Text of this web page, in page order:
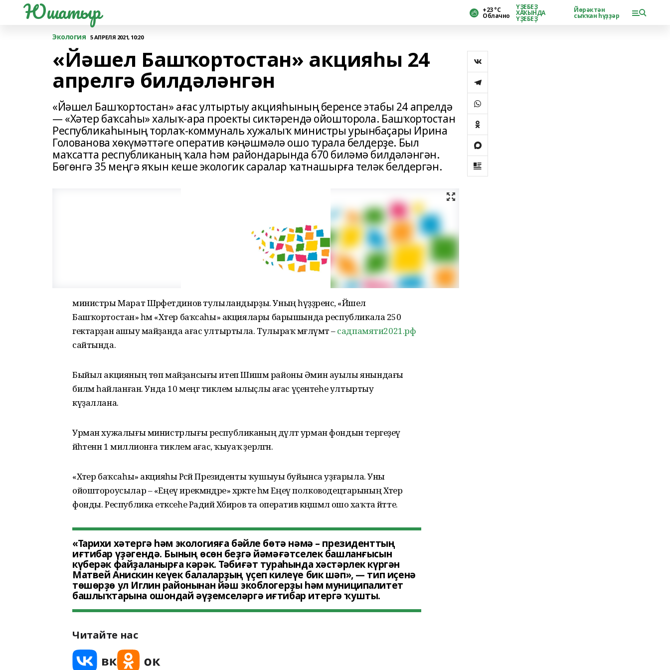
Юшатыр +23 °С
Облачно
ҮҘЕБЕҘ
ХАҠЫНДА
ҮҘЕБЕҘ
Йөрәктән
сыҡҡан һүҙҙәр
Экология 5 АПРЕЛЯ 2021, 10:20
«Йәшел Башҡортостан» акцияһы 24
апрелгә билдәләнгән
«Йәшел Башҡортостан» ағас ултыртыу акцияһының беренсе этабы 24 апрелдә
— «Хәтер баҡсаһы» халыҡ-ара проекты сиктәрендә ойошторола. Башҡортостан
Республикаһының торлаҡ-коммуналь хужалыҡ министры урынбаҫары Ирина
Голованова хөкүмәттәге оператив кәңәшмәлә ошо турала белдерҙе. Был
маҡсатта республиканың ҡала һәм райондарында 670 биләмә билдәләнгән.
Бөгөнгә 35 меңгә яҡын кеше экологик саралар ҡатнашырға теләк белдергән.
министры Марат Шәрәфетдинов тулыландырҙы. Уның һүҙҙәренсә, «Йәшел
Башҡортостан» һәм «Хәтер баҡсаһы» акциялары барышында республикала 250
гектарҙан ашыу майҙанда ағас ултыртыла. Тулыраҡ мәғлүмәт –садпамяти2021.рф
сайтында.
Быйыл акцияның төп майҙансығы итеп Шишмә районы Әмин ауылы янындағы
биләмә һайланған. Унда 10 меңгә тиклем ылыҫлы ағас үҫентеһе ултыртыу
күҙаллана.
Урман хужалығы министрлығы республиканың дәүләт урман фондын тергеҙеү
йәһәтенән 1 миллионға тиклем ағас, ҡыуаҡ әҙерләгән.
«Хәтер баҡсаһы» акцияһы Рәсәй Президенты ҡушыуы буйынса уҙғарыла. Уны
ойоштороусылар – «Еңеү ирекмәндәре» хәрәкәте һәм Еңеү полководецтарының Хәтер
фонды. Республика етәксеһе Радий Хәбиров та оператив кәңәшмәлә ошо хаҡта әйтте.
«Тарихи хәтергә һәм экологияға бәйле бөтә нәмә – президенттың
иғтибар үҙәгендә. Бының өсөн беҙгә йәмәғәтселек башланғысын
күберәк файҙаланырға кәрәк. Тәбиғәт тураһында хәстәрлек күргән
Матвей Анискин кеүек балаларҙың үҫеп килеүе бик шәп», — тип иҫенә
төшөрҙө ул Иглин районынан йәш экоблогерҙы һәм муниципалитет
башлыҡтарына ошондай әүҙемселәргә иғтибар итергә ҡушты.
Читайте нас